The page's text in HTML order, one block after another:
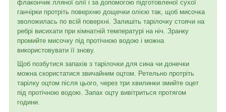
флакончик лляної олії і за допомогою підготовленої сухої
ганчірки протріть поверхню дощечки олією так, щоб мисочка
зволожилась по всій поверхні. Залишіть тарілочку стоячи на
ребрі висихати при кімнатній температурі на ніч. Зранку
промийте мисочку під протічною водою і можна
використовувати її знову.
Щоб позбутися запахів з тарілочки для сина чи донечки
можна скористатися звичайним оцтом. Ретельно протріть
тарілку оцтом після цього, через три хвилинки змийте оцет
під протічною водою. Запах оцту вивітриться протягом
години.